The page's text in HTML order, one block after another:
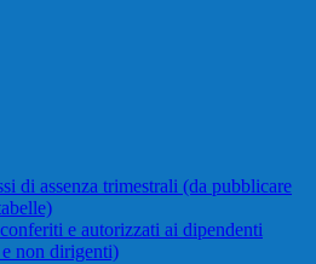
di assenza trimestrali (da pubblicare
e autorizzati ai dipendenti
non dirigenti)